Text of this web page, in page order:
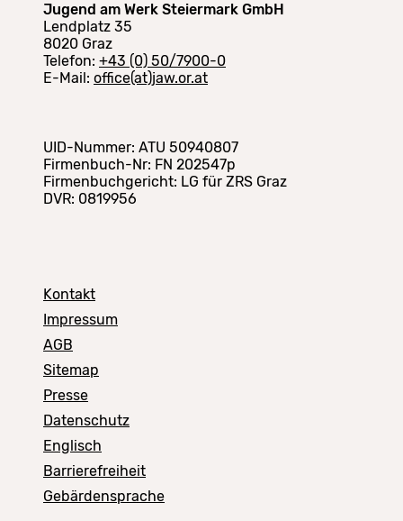
Jugend am Werk Steiermark GmbH
Lendplatz 35
8020 Graz
Telefon: +43 (0) 50/7900-0
E-Mail: office(at)jaw.or.at
UID-Nummer: ATU 50940807
Firmenbuch-Nr: FN 202547p
Firmenbuchgericht: LG für ZRS Graz
DVR: 0819956
Kontakt
Impressum
AGB
Sitemap
Presse
Datenschutz
Englisch
Barrierefreiheit
Gebärdensprache